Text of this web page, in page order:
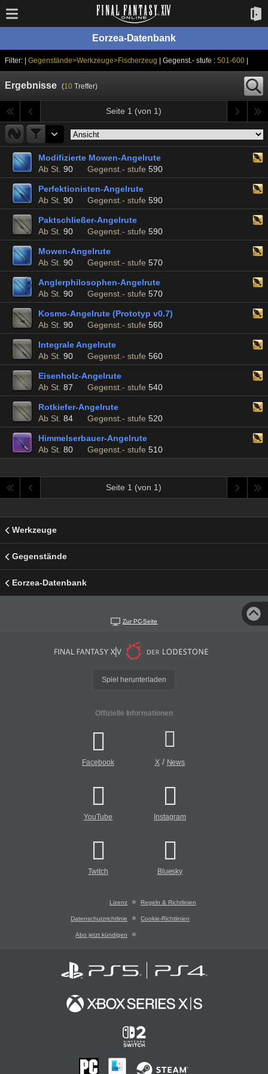
Eorzea-Datenbank
Filter: | Gegenstände>Werkzeuge>Fischerzeug | Gegenst.- stufe :501-600|
Ergebnisse (10Treffer)
Seite 1 (von 1)
Modifizierte Mowen-Angelrute
Ab St. 90 Gegenst.- stufe 590
Perfektionisten-Angelrute
Ab St. 90 Gegenst.- stufe 590
Paktschließer-Angelrute
Ab St. 90 Gegenst.- stufe 590
Mowen-Angelrute
Ab St. 90 Gegenst.- stufe 570
Anglerphilosophen-Angelrute
Ab St. 90 Gegenst.- stufe 570
Kosmo-Angelrute (Prototyp v0.7)
Ab St. 90 Gegenst.- stufe 560
Integrale Angelrute
Ab St. 90 Gegenst.- stufe 560
Eisenholz-Angelrute
Ab St. 87 Gegenst.- stufe 540
Rotkiefer-Angelrute
Ab St. 84 Gegenst.- stufe 520
Himmelserbauer-Angelrute
Ab St. 80 Gegenst.- stufe 510
Seite 1 (von 1)
Werkzeuge
Gegenstände
Eorzea-Datenbank
Zur PC-Seite
Spiel herunterladen
Offizielle Informationen
Facebook X/ News
YouTube Instagram
Twitch Bluesky
Lizenz Regeln & Richtlinien
Datenschutzrichtlinie Cookie-Richtlinien
Abo jetzt kündigen